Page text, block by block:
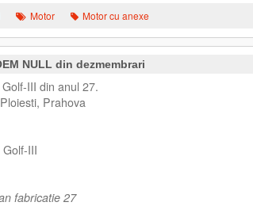
Motor Motor cu anexe
NULL din dezmembrari
III din anul 27.
Prahova
III
fabricatie 27